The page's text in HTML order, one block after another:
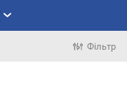
Фільтр